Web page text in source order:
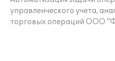
управленческого учета,
торговых операций ООО